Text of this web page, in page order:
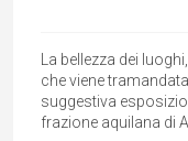
La bellezza dei
che viene
suggestiva
frazione aquilana di